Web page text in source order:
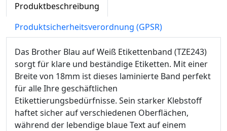
Produktbeschreibung
Produktsicherheitsverordnung (GPSR)
Das Brother Blau auf Weiß Etikettenband (TZE243)
sorgt für klare und beständige Etiketten. Mit einer
Breite von 18mm ist dieses laminierte Band perfekt
für alle Ihre geschäftlichen
Etikettierungsbedürfnisse. Sein starker Klebstoff
haftet sicher auf verschiedenen Oberflächen,
während der lebendige blaue Text auf einem